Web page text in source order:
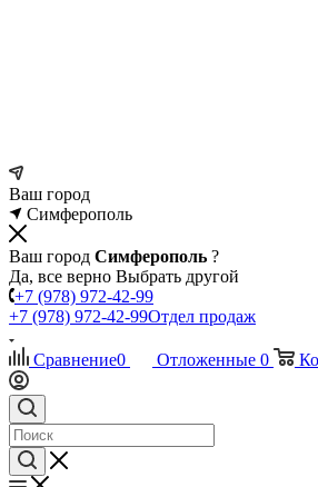
Ваш город
Симферополь
Ваш город Симферополь ?
Да, все верно Выбрать другой
+7 (978) 972-42-99
+7 (978) 972-42-99Отдел продаж
Сравнение0 Отложенные 0